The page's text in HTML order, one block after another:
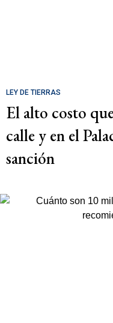
LEY DE TIERRAS
El alto costo
calle y en el
sanción